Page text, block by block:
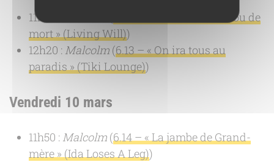
11h50 :
6.12 – « Question de vie ou de
mort » (Living Will))
12h20 : Malcolm (6.13 – « On ira tous au
paradis » (Tiki Lounge))
Vendredi 10 mars
11h50 : Malcolm (6.14 – « La jambe de Grand-
mère » (Ida Loses A Leg))